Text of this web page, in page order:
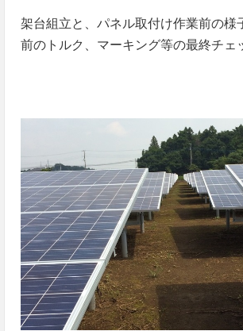
架台組立と、パネル取付け作業前の様
前のトルク、マーキング等の最終チェ